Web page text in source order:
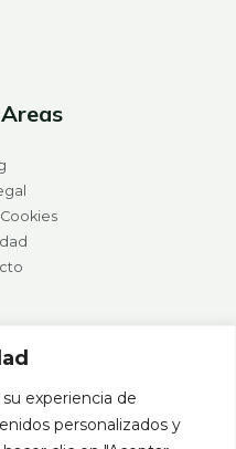
experiencia de
personalizados y